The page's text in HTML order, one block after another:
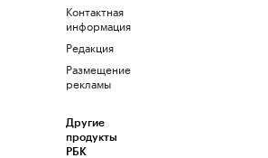
Контактная
информация
Редакция
Размещение
рекламы
Другие
продукты
РБК